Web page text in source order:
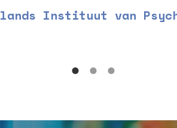
Instituut van